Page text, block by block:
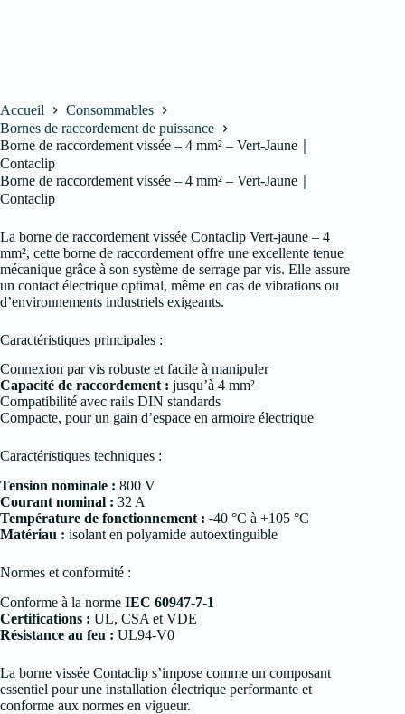
Accueil
Consommables
Bornes de raccordement de puissance
Borne de raccordement vissée – 4 mm² – Vert-Jaune｜
Contaclip
Borne de raccordement vissée – 4 mm² – Vert-Jaune｜
Contaclip
La borne de raccordement vissée Contaclip Vert-jaune – 4
mm², cette borne de raccordement offre une excellente tenue
mécanique grâce à son système de serrage par vis. Elle assure
un contact électrique optimal, même en cas de vibrations ou
d’environnements industriels exigeants.
Caractéristiques principales :
Connexion par vis robuste et facile à manipuler
Capacité de raccordement : jusqu’à 4 mm²
Compatibilité avec rails DIN standards
Compacte, pour un gain d’espace en armoire électrique
Caractéristiques techniques :
Tension nominale : 800 V
Courant nominal : 32 A
Température de fonctionnement : -40 °C à +105 °C
Matériau : isolant en polyamide autoextinguible
Normes et conformité :
Conforme à la norme IEC 60947-7-1
Certifications : UL, CSA et VDE
Résistance au feu : UL94-V0
La borne vissée Contaclip s’impose comme un composant
essentiel pour une installation électrique performante et
conforme aux normes en vigueur.